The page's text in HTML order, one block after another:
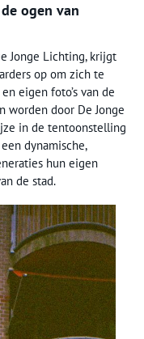
ogen van
Jonge Lichting, krijgt
op om zich te
eigen foto’s van de
worden door De Jonge
in de tentoonstelling
dynamische,
hun eigen
de stad.